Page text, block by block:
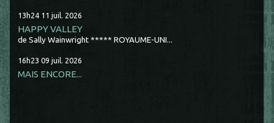
13h24 11 juil. 2026
HAPPY VALLEY
de Sally Wainwright ***** ROYAUME-UNI...
16h23 09 juil. 2026
MAIS ENCORE...